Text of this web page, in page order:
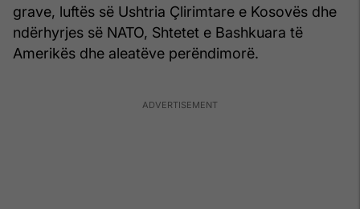
grave, luftës së Ushtria Çlirimtare e Kosovës dhe
ndërhyrjes së NATO, Shtetet e Bashkuara të
Amerikës dhe aleatëve perëndimorë.